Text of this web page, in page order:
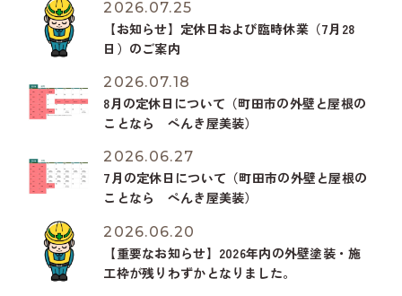
2026.07.25
【お知らせ】定休日および臨時休業（7月28
日）のご案内
2026.07.18
8月の定休日について（町田市の外壁と屋根の
ことなら ぺんき屋美装）
2026.06.27
7月の定休日について（町田市の外壁と屋根の
ことなら ぺんき屋美装）
2026.06.20
【重要なお知らせ】2026年内の外壁塗装・施
工枠が残りわずかとなりました。